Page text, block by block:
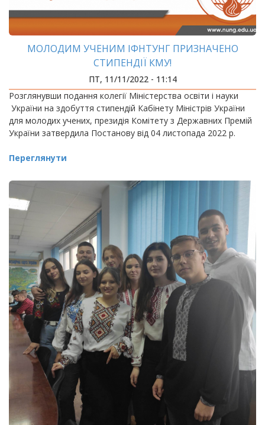
МОЛОДИМ УЧЕНИМ ІФНТУНГ ПРИЗНАЧЕНО
СТИПЕНДІЇ КМУ!
ПТ, 11/11/2022 - 11:14
Розглянувши подання колегії Міністерства освіти і науки
України на здобуття стипендій Кабінету Міністрів України
для молодих учених, президія Комітету з Державних Премій
України затвердила Постанову від 04 листопада 2022 р.
Переглянути